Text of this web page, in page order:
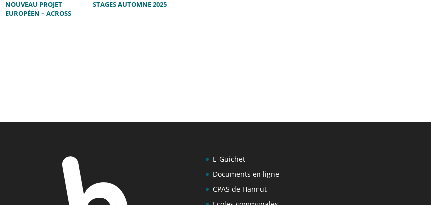
NOUVEAU PROJET
EUROPÉEN – ACROSS
STAGES AUTOMNE 2025
E-Guichet
Documents en ligne
CPAS de Hannut